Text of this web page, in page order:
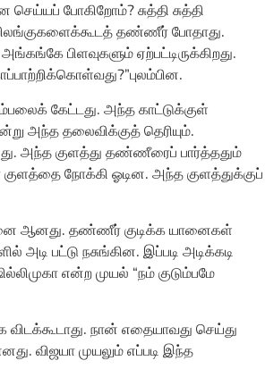
போகிறோம்? சுத்தி சுத்தி
தண்ணீர் போதாது.
பிளவுகளும் ஏற்பட்டிருக்கிறது.
கேட்டது. அந்த காட்டுக்குள்
அந்த தலைவிக்குத் தெரியும்.
அந்த குளத்து தண்ணீரைப் பார்த்ததும்
நோக்கி ஓடின. அந்த குளத்துக்குப்
ஆனது. தண்ணீர் குடிக்க யானைகள்
பட்டு நசுங்கின. இப்படி அடிக்கடி
என்ற முயல் “நம் குடும்பமே
நான் எதையாவது செய்து
விஜயா முயலும் எப்படி இந்த